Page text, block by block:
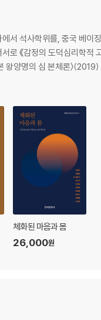
서 석사학위를, 중국 베
로 《감정의 도덕심리학적
왕양명의 심 본체론〉
체화된 마음과 몸
26,000원